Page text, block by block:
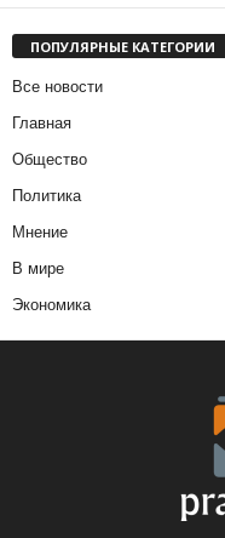
ПОПУЛЯРНЫЕ КАТЕГОРИИ
Все новости
Главная
Общество
Политика
Мнение
В мире
Экономика